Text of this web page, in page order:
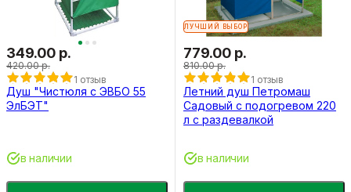
349.00 р.
420.00 р.
1 отзыв
Душ "Чистюля с ЭВБО 55
ЭлБЭТ"
в наличии
ЛУЧШИЙ ВЫБОР
779.00 р.
810.00 р.
1 отзыв
Летний душ Петромаш
Садовый с подогревом 220
л с раздевалкой
в наличии